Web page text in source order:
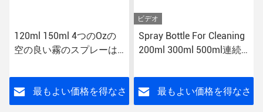
120ml 150ml 4つのOzの
空の良い霧のスプレーは2
プレーヤーのアルミニウ
ム ポンプをびん詰めにす
る
最もよい価格を得なさ
ビデオ
Spray Bottle For Cleaning
200ml 300ml 500ml連続
最もよい価格を得なさ